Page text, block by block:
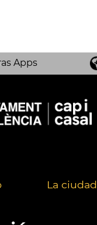
Apps
La ciudad